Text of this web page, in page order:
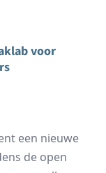
voor
een nieuwe
de open